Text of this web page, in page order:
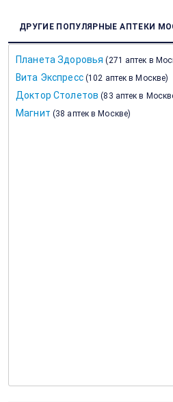
ДРУГИЕ ПОПУЛЯРНЫЕ АПТЕКИ
Планета Здоровья (271 аптек в
Вита Экспресс (102 аптек в Москве)
Доктор Столетов (83 аптек в
Магнит (38 аптек в Москве)